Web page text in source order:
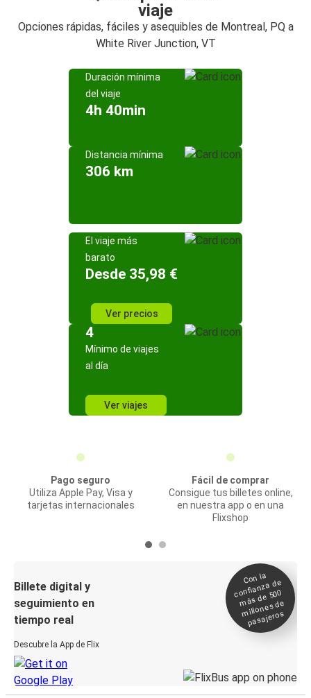
viaje
Opciones rápidas, fáciles y asequibles de Montreal, PQ a
White River Junction, VT
Duración mínima
del viaje
4h 40min
Distancia mínima
306 km
El viaje más
barato
Desde 35,98 €
Ver precios
4
Mínimo de viajes
al día
Ver viajes
Pago seguro
Utiliza Apple Pay, Visa y
tarjetas internacionales
Fácil de comprar
Consigue tus billetes online,
en nuestra app o en una
Flixshop
Billete digital y
seguimiento en
tiempo real
Descubre la App de Flix
Con la
confianza de
más de 500
millones de
pasajeros